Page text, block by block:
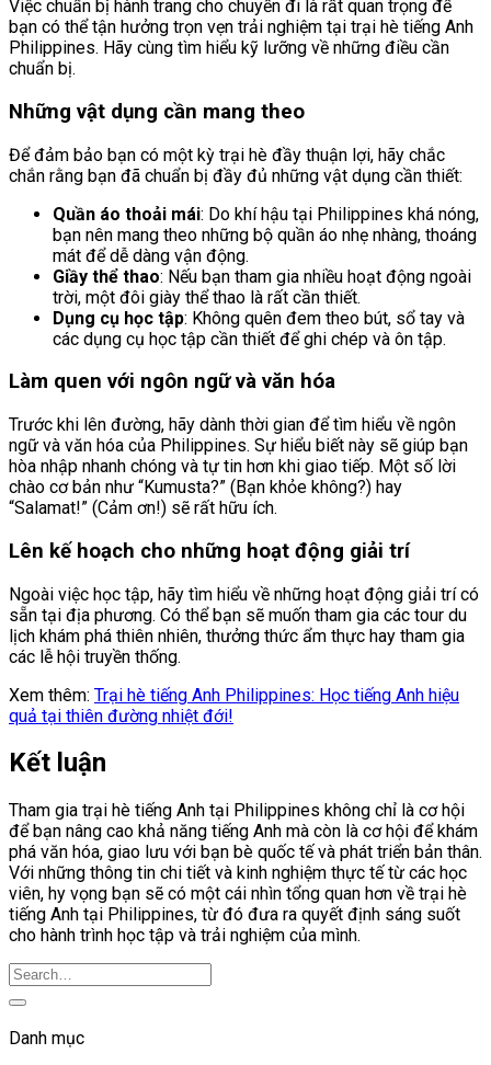
Việc chuẩn bị hành trang cho chuyến đi là rất quan trọng để
bạn có thể tận hưởng trọn vẹn trải nghiệm tại trại hè tiếng Anh
Philippines. Hãy cùng tìm hiểu kỹ lưỡng về những điều cần
chuẩn bị.
Những vật dụng cần mang theo
Để đảm bảo bạn có một kỳ trại hè đầy thuận lợi, hãy chắc
chắn rằng bạn đã chuẩn bị đầy đủ những vật dụng cần thiết:
Quần áo thoải mái: Do khí hậu tại Philippines khá nóng,
bạn nên mang theo những bộ quần áo nhẹ nhàng, thoáng
mát để dễ dàng vận động.
Giầy thể thao: Nếu bạn tham gia nhiều hoạt động ngoài
trời, một đôi giày thể thao là rất cần thiết.
Dụng cụ học tập: Không quên đem theo bút, sổ tay và
các dụng cụ học tập cần thiết để ghi chép và ôn tập.
Làm quen với ngôn ngữ và văn hóa
Trước khi lên đường, hãy dành thời gian để tìm hiểu về ngôn
ngữ và văn hóa của Philippines. Sự hiểu biết này sẽ giúp bạn
hòa nhập nhanh chóng và tự tin hơn khi giao tiếp. Một số lời
chào cơ bản như “Kumusta?” (Bạn khỏe không?) hay
“Salamat!” (Cảm ơn!) sẽ rất hữu ích.
Lên kế hoạch cho những hoạt động giải trí
Ngoài việc học tập, hãy tìm hiểu về những hoạt động giải trí có
sẵn tại địa phương. Có thể bạn sẽ muốn tham gia các tour du
lịch khám phá thiên nhiên, thưởng thức ẩm thực hay tham gia
các lễ hội truyền thống.
Xem thêm: Trại hè tiếng Anh Philippines: Học tiếng Anh hiệu
quả tại thiên đường nhiệt đới!
Kết luận
Tham gia trại hè tiếng Anh tại Philippines không chỉ là cơ hội
để bạn nâng cao khả năng tiếng Anh mà còn là cơ hội để khám
phá văn hóa, giao lưu với bạn bè quốc tế và phát triển bản thân.
Với những thông tin chi tiết và kinh nghiệm thực tế từ các học
viên, hy vọng bạn sẽ có một cái nhìn tổng quan hơn về trại hè
tiếng Anh tại Philippines, từ đó đưa ra quyết định sáng suốt
cho hành trình học tập và trải nghiệm của mình.
Danh mục